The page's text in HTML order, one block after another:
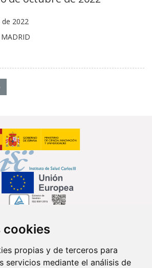
cookies
propias y de terceros para
servicios mediante el análisis de
2022
Síguenos en...